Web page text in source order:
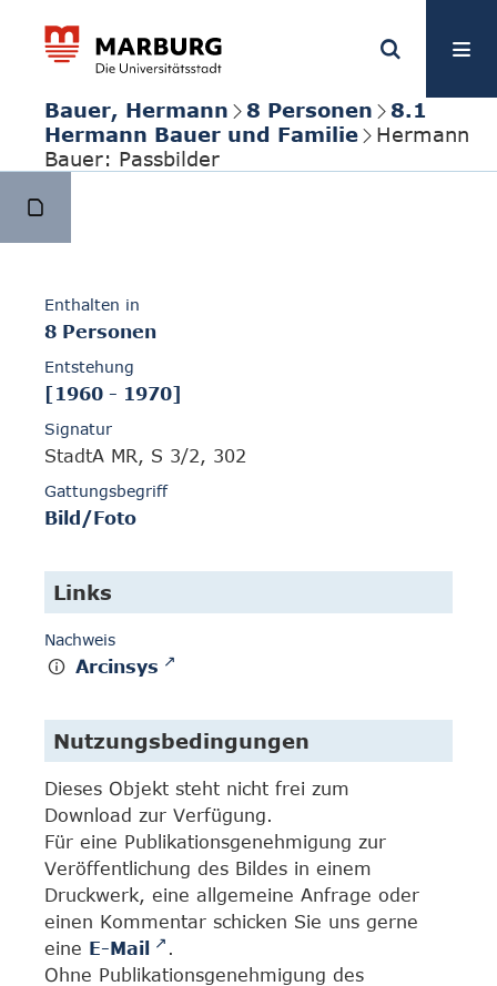
Bauer, Hermann 8 Personen
8.1
Hermann Bauer und Familie
Hermann
Bauer: Passbilder
Enthalten in
8 Personen
Entstehung
[1960 - 1970]
Signatur
StadtA MR, S 3/2, 302
Gattungsbegriff
Bild/Foto
Links
Nachweis
Arcinsys
Nutzungsbedingungen
Dieses Objekt steht nicht frei zum
Download zur Verfügung.
Für eine Publikationsgenehmigung zur
Veröffentlichung des Bildes in einem
Druckwerk, eine allgemeine Anfrage oder
einen Kommentar schicken Sie uns gerne
eine E-Mail
.
Ohne Publikationsgenehmigung des